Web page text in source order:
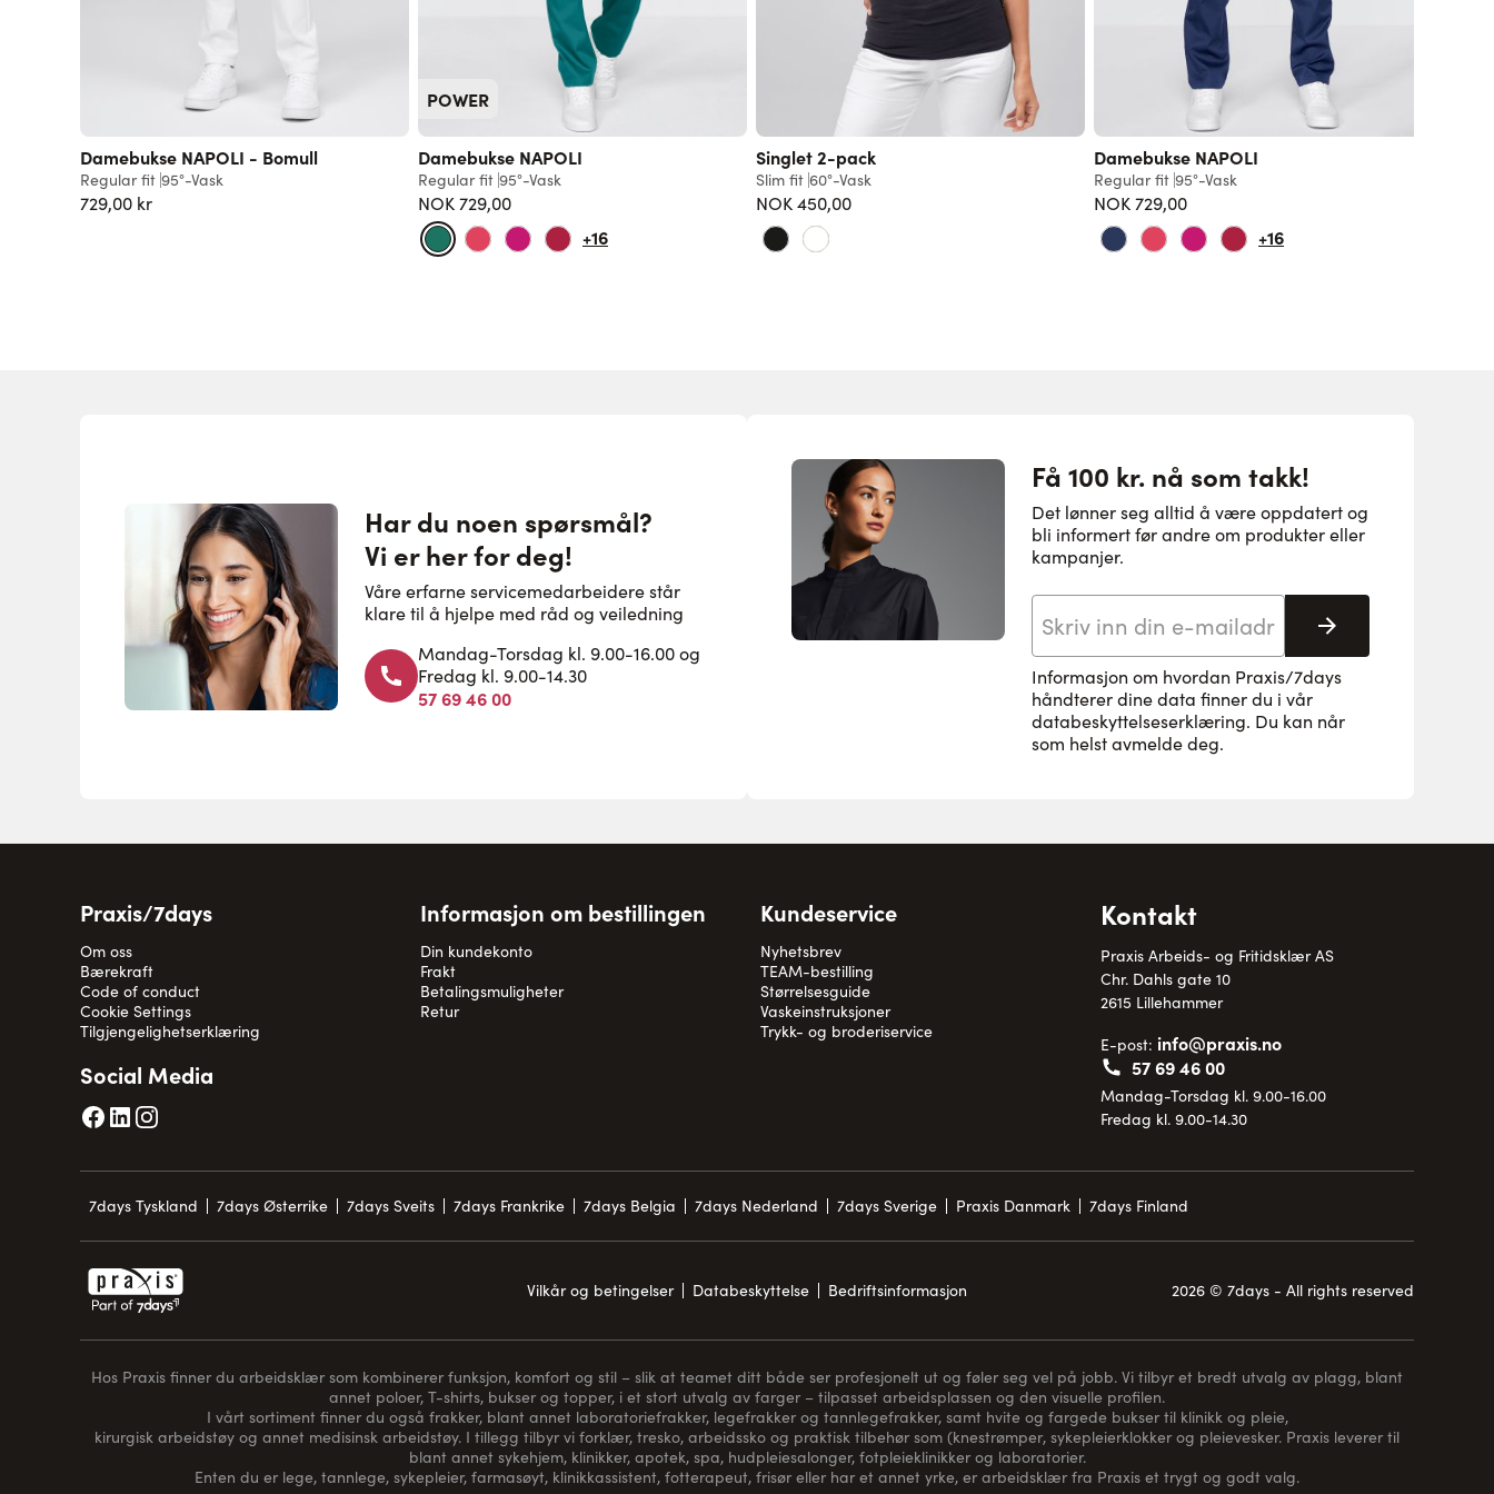
Damebukse NAPOLI - Bomull
Regular fit 95°-Vask
729,00 kr
POWER
Damebukse NAPOLI
Regular fit 95°-Vask
NOK 729,00
+16
Singlet 2-pack
Slim fit 60°-Vask
NOK 450,00
Damebukse NAPOLI
Regular fit 95°-Vask
NOK 729,00
+16
Har du noen spørsmål?
Vi er her for deg!
Våre erfarne servicemedarbeidere står
klare til å hjelpe med råd og veiledning
Mandag-Torsdag kl. 9.00-16.00 og
Fredag kl. 9.00-14.30
57 69 46 00
Få 100 kr. nå som takk!
Det lønner seg alltid å være oppdatert og
bli informert før andre om produkter eller
kampanjer.
Abonnere
Informasjon om hvordan Praxis/7days
håndterer dine data finner du i vår
databeskyttelseserklæring. Du kan når
som helst avmelde deg.
Praxis/7days
Om oss
Bærekraft
Code of conduct
Cookie Settings
Tilgjengelighetserklæring
Informasjon om bestillingen
Din kundekonto
Frakt
Betalingsmuligheter
Retur
Kundeservice
Nyhetsbrev
TEAM-bestilling
Størrelsesguide
Vaskeinstruksjoner
Trykk- og broderiservice
Kontakt
Praxis Arbeids- og Fritidsklær AS
Chr. Dahls gate 10
2615 Lillehammer
E-post: info@praxis.no
57 69 46 00
Mandag-Torsdag kl. 9.00-16.00
Fredag kl. 9.00-14.30
Social Media
7days Tyskland 7days Østerrike 7days Sveits 7days Frankrike 7days Belgia 7days Nederland 7days Sverige Praxis Danmark 7days Finland
Vilkår og betingelser Databeskyttelse Bedriftsinformasjon 2026 © 7days - All rights reserved
Hos Praxis finner du arbeidsklær som kombinerer funksjon, komfort og stil – slik at teamet ditt både ser profesjonelt ut og føler seg vel på jobb. Vi tilbyr et bredt utvalg av plagg, blant
annet poloer, T-shirts, bukser og topper, i et stort utvalg av farger – tilpasset arbeidsplassen og den visuelle profilen.
I vårt sortiment finner du også frakker, blant annet laboratoriefrakker, legefrakker og tannlegefrakker, samt hvite og fargede bukser til klinikk og pleie,
kirurgisk arbeidstøy og annet medisinsk arbeidstøy. I tillegg tilbyr vi forklær, tresko, arbeidssko og praktisk tilbehør som (knestrømper, sykepleierklokker og pleievesker. Praxis leverer til
blant annet sykehjem, klinikker, apotek, spa, hudpleiesalonger, fotpleieklinikker og laboratorier.
Enten du er lege, tannlege, sykepleier, farmasøyt, klinikkassistent, fotterapeut, frisør eller har et annet yrke, er arbeidsklær fra Praxis et trygt og godt valg.